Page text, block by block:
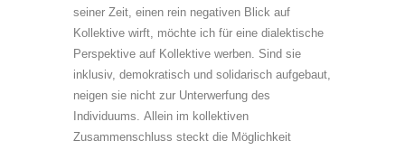
seiner Zeit, einen rein negativen Blick auf
Kollektive wirft, möchte ich für eine dialektische
Perspektive auf Kollektive werben. Sind sie
inklusiv, demokratisch und solidarisch aufgebaut,
neigen sie nicht zur Unterwerfung des
Individuums. Allein im kollektiven
Zusammenschluss steckt die Möglichkeit